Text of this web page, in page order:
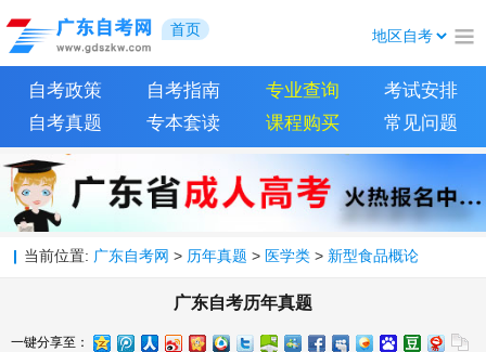
首页
自考政策 自考指南 专业查询
考试安排
自考真题
专本套读 课程购买 常见问题
当前位置: 广东自考网 > 历年真题 > 医学类> 新型食品概论
广东自考历年真题
一键分享至：